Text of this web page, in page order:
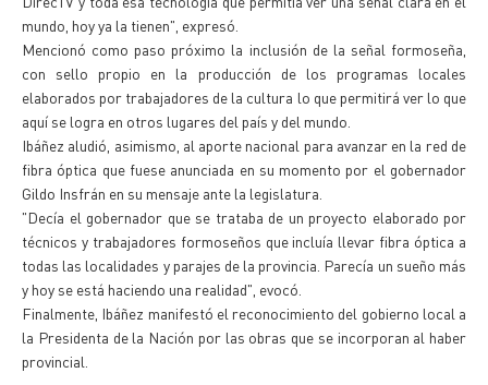
mundo, hoy ya la tienen", expresó.
Mencionó como paso próximo la inclusión de la señal formoseña,
con sello propio en la producción de los programas locales
elaborados por trabajadores de la cultura lo que permitirá ver lo que
aquí se logra en otros lugares del país y del mundo.
Ibáñez aludió, asimismo, al aporte nacional para avanzar en la red de
fibra óptica que fuese anunciada en su momento por el gobernador
Gildo Insfrán en su mensaje ante la legislatura.
"Decía el gobernador que se trataba de un proyecto elaborado por
técnicos y trabajadores formoseños que incluía llevar fibra óptica a
todas las localidades y parajes de la provincia. Parecía un sueño más
y hoy se está haciendo una realidad", evocó.
Finalmente, Ibáñez manifestó el reconocimiento del gobierno local a
la Presidenta de la Nación por las obras que se incorporan al haber
provincial.